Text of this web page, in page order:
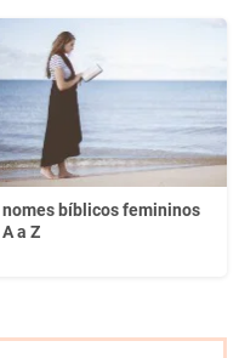
nomes bíblicos femininos
a Z